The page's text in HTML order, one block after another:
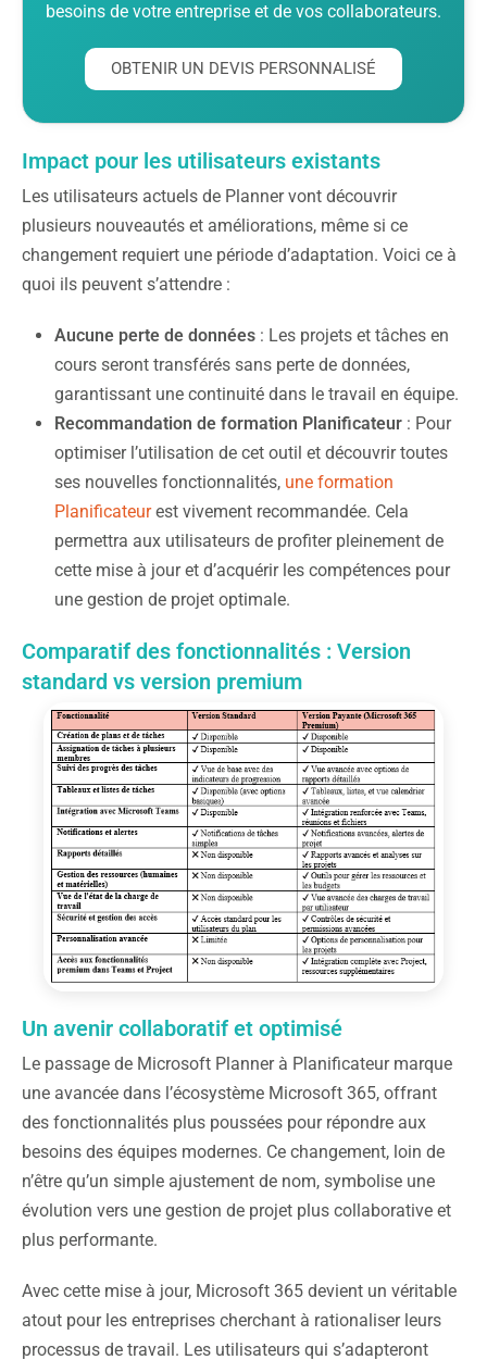
besoins de votre entreprise et de vos collaborateurs.
OBTENIR UN DEVIS PERSONNALISÉ
Impact pour les utilisateurs existants
Les utilisateurs actuels de Planner vont découvrir
plusieurs nouveautés et améliorations, même si ce
changement requiert une période d’adaptation. Voici ce à
quoi ils peuvent s’attendre :
Aucune perte de données : Les projets et tâches en
cours seront transférés sans perte de données,
garantissant une continuité dans le travail en équipe.
Recommandation de formation Planificateur : Pour
optimiser l’utilisation de cet outil et découvrir toutes
ses nouvelles fonctionnalités, une formation
Planificateurest vivement recommandée. Cela
permettra aux utilisateurs de profiter pleinement de
cette mise à jour et d’acquérir les compétences pour
une gestion de projet optimale.
Comparatif des fonctionnalités : Version
standard vs version premium
Un avenir collaboratif et optimisé
Le passage de Microsoft Planner à Planificateur marque
une avancée dans l’écosystème Microsoft 365, offrant
des fonctionnalités plus poussées pour répondre aux
besoins des équipes modernes. Ce changement, loin de
n’être qu’un simple ajustement de nom, symbolise une
évolution vers une gestion de projet plus collaborative et
plus performante.
Avec cette mise à jour, Microsoft 365 devient un véritable
atout pour les entreprises cherchant à rationaliser leurs
processus de travail. Les utilisateurs qui s’adapteront